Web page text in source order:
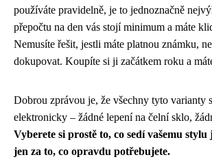
používáte pravidelně, je to jednoznačně
přepočtu na den vás stojí minimum a máte
Nemusíte řešit, jestli máte platnou známku,
dokupovat. Koupíte si ji začátkem roku a
Dobrou zprávou je, že všechny tyto varianty
elektronicky – žádné lepení na čelní sklo,
Vyberete si prostě to, co sedí vašemu
jen za to, co opravdu potřebujete.